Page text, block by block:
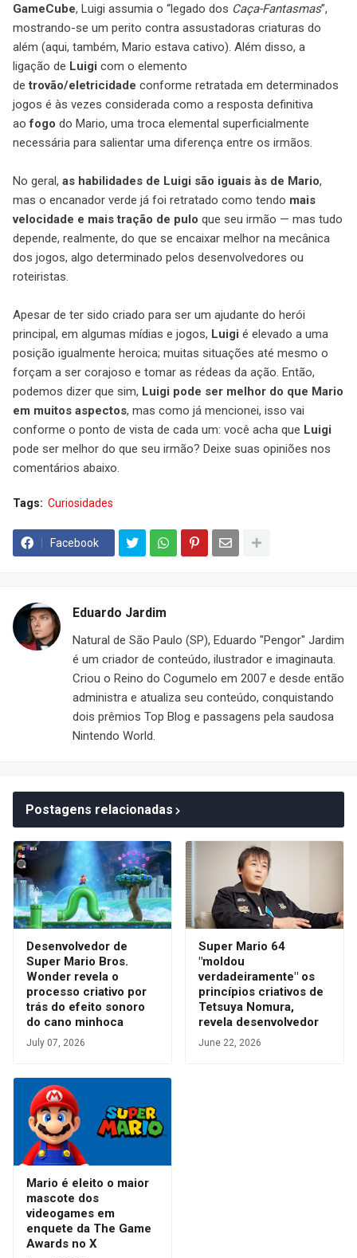
GameCube, Luigi assumia o “legado dos Caça-Fantasmas”,
mostrando-se um perito contra assustadoras criaturas do
além (aqui, também, Mario estava cativo). Além disso, a
ligação de Luigi com o elemento
detrovão/eletricidade conforme retratada em determinados
jogos é às vezes considerada como a resposta definitiva
aofogo do Mario, uma troca elemental superficialmente
necessária para salientar uma diferença entre os irmãos.
No geral, as habilidades de Luigi são iguais às de Mario,
mas o encanador verde já foi retratado como tendo mais
velocidade e mais tração de pulo que seu irmão — mas tudo
depende, realmente, do que se encaixar melhor na mecânica
dos jogos, algo determinado pelos desenvolvedores ou
roteiristas.
Apesar de ter sido criado para ser um ajudante do herói
principal, em algumas mídias e jogos, Luigi é elevado a uma
posição igualmente heroica; muitas situações até mesmo o
forçam a ser corajoso e tomar as rédeas da ação. Então,
podemos dizer que sim, Luigi pode ser melhor do que Mario
em muitos aspectos, mas como já mencionei, isso vai
conforme o ponto de vista de cada um: você acha que Luigi
pode ser melhor do que seu irmão? Deixe suas opiniões nos
comentários abaixo.
Tags: Curiosidades
Facebook
Eduardo Jardim
Natural de São Paulo (SP), Eduardo "Pengor" Jardim
é um criador de conteúdo, ilustrador e imaginauta.
Criou o Reino do Cogumelo em 2007 e desde então
administra e atualiza seu conteúdo, conquistando
dois prêmios Top Blog e passagens pela saudosa
Nintendo World.
Postagens relacionadas
Desenvolvedor de
Super Mario Bros.
Wonder revela o
processo criativo por
trás do efeito sonoro
do cano minhoca
July 07, 2026
Super Mario 64
"moldou
verdadeiramente" os
princípios criativos de
Tetsuya Nomura,
revela desenvolvedor
June 22, 2026
Mario é eleito o maior
mascote dos
videogames em
enquete da The Game
Awards no X